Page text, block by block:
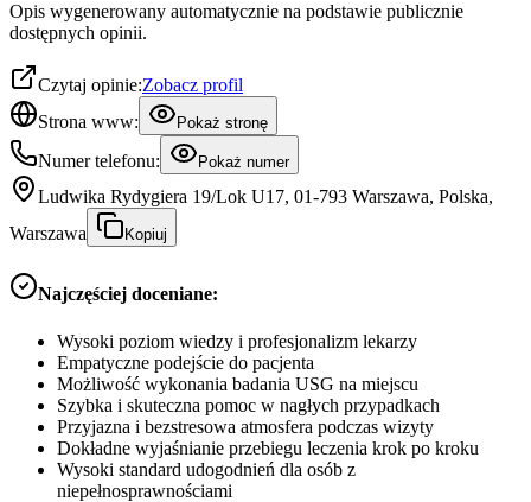
Opis wygenerowany automatycznie na podstawie publicznie
dostępnych opinii.
Czytaj opinie:Zobacz profil
Strona www:
Pokaż stronę
Numer telefonu: Pokaż numer
Ludwika Rydygiera 19/Lok U17, 01-793 Warszawa, Polska,
Warszawa
Kopiuj
Najczęściej doceniane:
Wysoki poziom wiedzy i profesjonalizm lekarzy
Empatyczne podejście do pacjenta
Możliwość wykonania badania USG na miejscu
Szybka i skuteczna pomoc w nagłych przypadkach
Przyjazna i bezstresowa atmosfera podczas wizyty
Dokładne wyjaśnianie przebiegu leczenia krok po kroku
Wysoki standard udogodnień dla osób z
niepełnosprawnościami